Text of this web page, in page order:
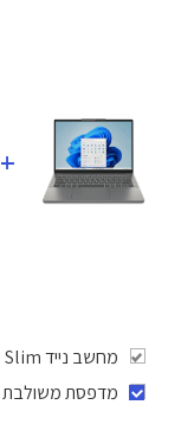
+
מחשב נייד IdeaPad Slim. מחיר: 3,189 ₪.
מדפסת משולבת PIXMA MG2551S